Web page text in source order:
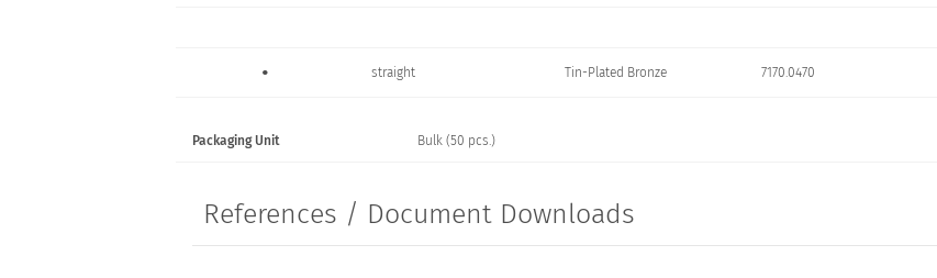
• straight Tin-Plated Bronze 7170.0470
Packaging Unit Bulk (50 pcs.)
References / Document Downloads